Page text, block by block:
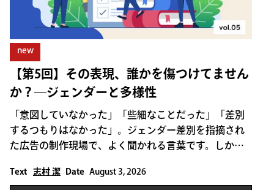
new
【第5回】その表現、誰かを傷つけてません
か？―ジェンダーと多様性
「意図していなかった」「些細なことだった」「差別
するつもりはなかった」。ジェンダー差別を指摘され
た広告の制作現場で、よく聞かれる言葉です。しかし
います。
Text 志村 潔 Date August 3, 2026